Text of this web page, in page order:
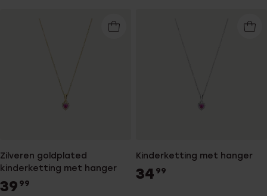
Zilveren goldplated
kinderketting met hanger
39 99
Kinderketting met hanger
34 99